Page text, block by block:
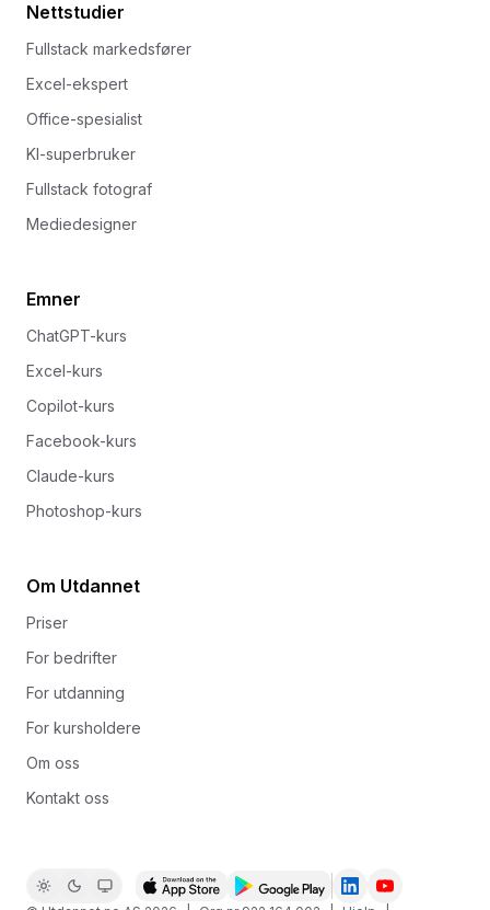
Nettstudier
Fullstack markedsfører
Excel-ekspert
Office-spesialist
KI-superbruker
Fullstack fotograf
Mediedesigner
Emner
ChatGPT-kurs
Excel-kurs
Copilot-kurs
Facebook-kurs
Claude-kurs
Photoshop-kurs
Om Utdannet
Priser
For bedrifter
For utdanning
For kursholdere
Om oss
Kontakt oss